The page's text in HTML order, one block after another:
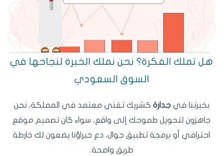
هل تملك الفكرة؟ نحن نملك الخبرة لنجاحها في
السوق السعودي
بخبرتنا فيجدارة كشريك تقني معتمد في المملكة، نحن
جاهزون لتحويل طموحك إلى واقع، سواء كان تصميم موقع
احترافي أو برمجة تطبيق جوال، دع خبراؤنا يضعون لك خارطة
طريق واضحة.